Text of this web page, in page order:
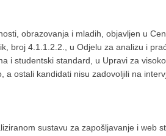
obrazovanja i mladih, objavljen u
broj 4.1.1.2.2., u Odjelu za analizu i
i studentski standard, u Upravi za
ostali kandidati nisu zadovoljili na
sustavu za zapošljavanje i web